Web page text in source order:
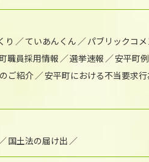
り ていあんくん パブリックコメ
職員採用情報 選挙速報 安平町
ご紹介
安平町における不当要求
国土法の届け出